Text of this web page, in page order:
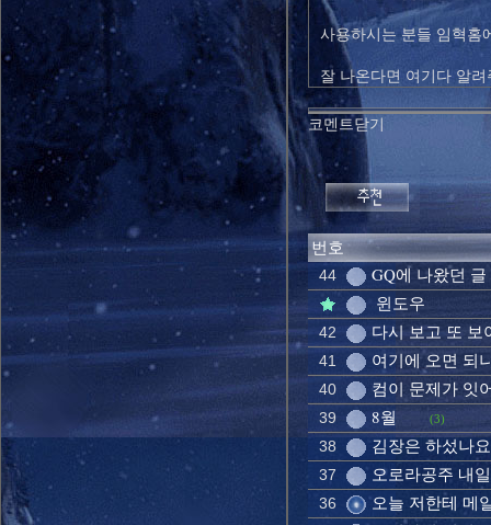
사용하시는 분들 임혁홈
잘 나온다면 여기다 알
코멘트닫기
번호
44
GQ에 나왔던 글
윈도우
42 다시 보고 또 보
41 여기에 오면 되
40 컴이 문제가 잇
39 8월 (3)
38 김장은 하섰나요
37 오로라공주 내
36 오늘 저한테 메